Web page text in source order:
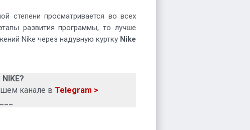
степени просматривается во всех
развития программы, то лучше
Nike через надувную куртку Nike
канале в Telegram >